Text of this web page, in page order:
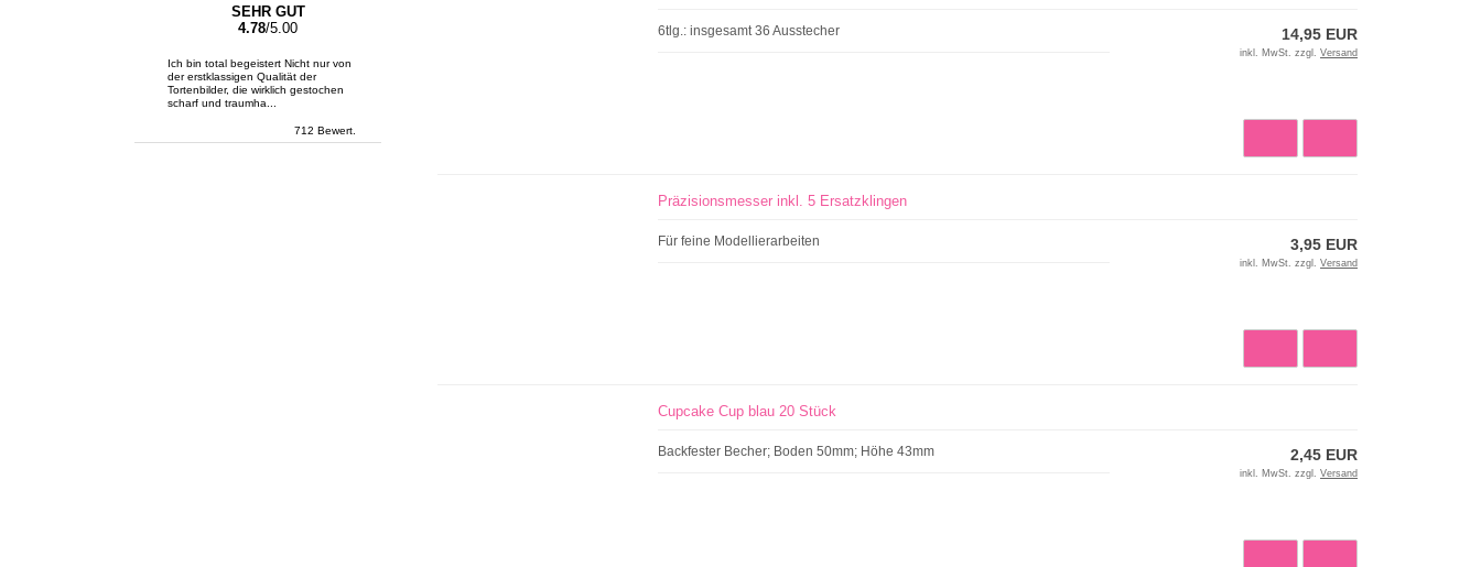
6tlg.: insgesamt 36 Ausstecher 14,95 EUR
inkl. MwSt. zzgl. Versand
Präzisionsmesser inkl. 5 Ersatzklingen
Für feine Modellierarbeiten 3,95 EUR
inkl. MwSt. zzgl. Versand
Cupcake Cup blau 20 Stück
Backfester Becher; Boden 50mm; Höhe 43mm 2,45 EUR
inkl. MwSt. zzgl. Versand
SEHR GUT
4.78/5.00
Ich bin total begeistert Nicht nur von
der erstklassigen Qualität der
Tortenbilder, die wirklich gestochen
scharf und traumha...
712 Bewert.